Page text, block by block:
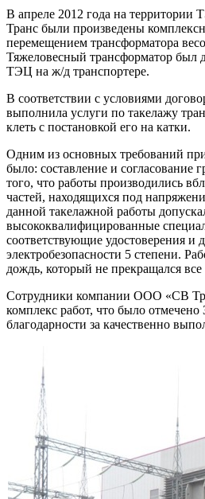
В апреле 2012 года на
Транс были произведены
перемещением трансформатора
Тяжеловесный трансформатор был
ТЭЦ на ж/д транспортере.
В соответствии с условиями
выполнила услуги по такелажу
клеть с постановкой его на катки.
Одним из основных требований
было: составление и согласование
того, что работы производились
частей, находящихся под
данной такелажной работы
высококвалифицированные
соответствующие удостоверения и
электробезопасности 5 степени.
дождь, который не прекращался все
Сотрудники компании ООО «СВ
комплекс работ, что было отмечено
благодарности за качественно